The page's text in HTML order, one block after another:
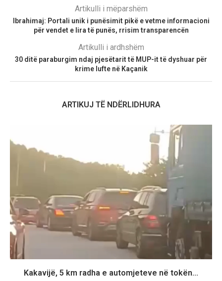
Artikulli i mëparshëm
Ibrahimaj: Portali unik i punësimit pikë e vetme informacioni
për vendet e lira të punës, rrisim transparencën
Artikulli i ardhshëm
30 ditë paraburgim ndaj pjesëtarit të MUP-it të dyshuar për
krime lufte në Kaçanik
ARTIKUJ TË NDËRLIDHURA
Kakavijë, 5 km radha e automjeteve në tokën...